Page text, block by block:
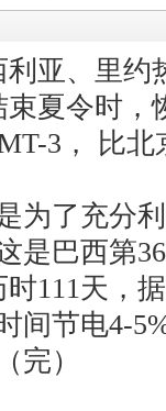
亚、里约
夏令时
3， 比
了充分利
是巴西第
111天，
间节电4-
完）